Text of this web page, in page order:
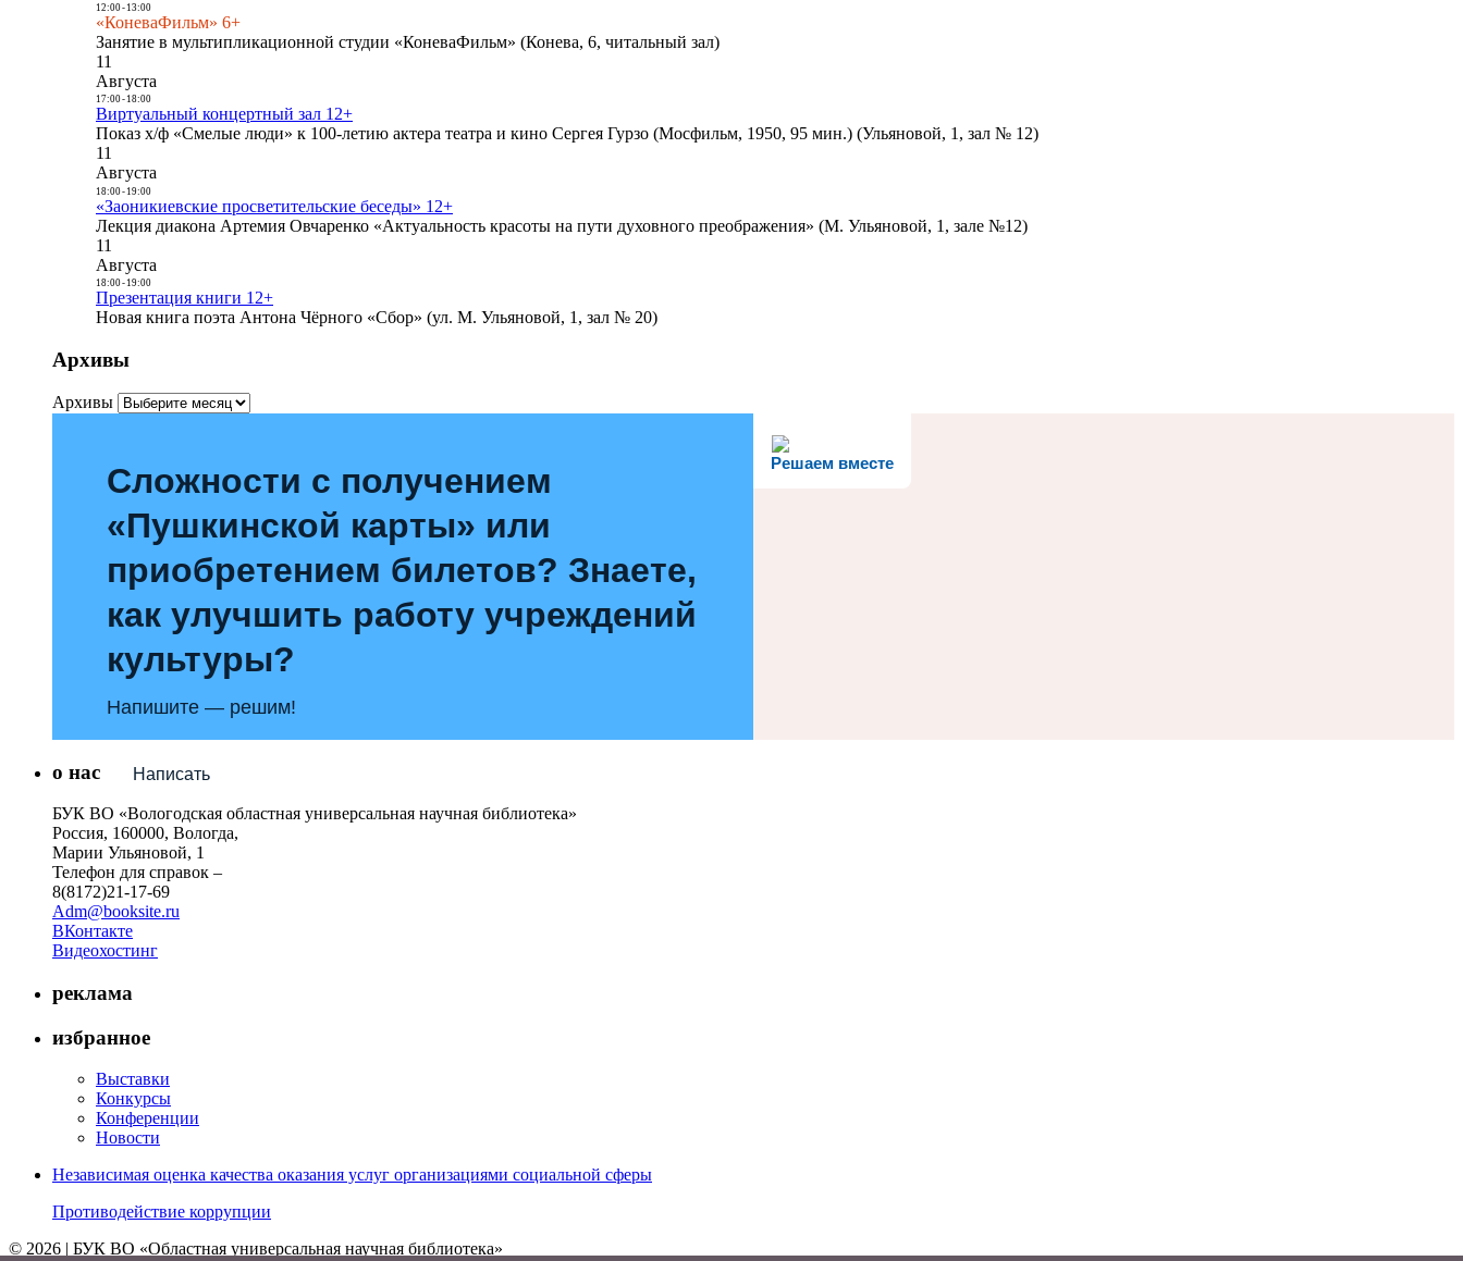
12:00- 13:00
«КоневаФильм» 6+
Занятие в мультипликационной студии «КоневаФильм» (Конева, 6, читальный зал)
11
Августа
17:00- 18:00
Виртуальный концертный зал 12+
Показ х/ф «Смелые люди» к 100-летию актера театра и кино Сергея Гурзо (Мосфильм, 1950, 95 мин.) (Ульяновой, 1, зал № 12)
11
Августа
18:00- 19:00
«Заоникиевские просветительские беседы» 12+
Лекция диакона Артемия Овчаренко «Актуальность красоты на пути духовного преображения» (М. Ульяновой, 1, зале №12)
11
Августа
18:00- 19:00
Презентация книги 12+
Новая книга поэта Антона Чёрного «Сбор» (ул. М. Ульяновой, 1, зал № 20)
Архивы
Архивы
Решаем вместе
Сложности с получением
«Пушкинской карты» или
приобретением билетов? Знаете,
как улучшить работу учреждений
культуры?
Напишите — решим!
Написать
о нас
БУК ВО «Вологодская областная универсальная научная библиотека»
Россия, 160000, Вологда,
Марии Ульяновой, 1
Телефон для справок –
8(8172)21-17-69
Adm@booksite.ru
ВКонтакте
Видеохостинг
реклама
избранное
Выставки
Конкурсы
Конференции
Новости
Независимая оценка качества оказания услуг организациями социальной сферы
Противодействие коррупции
© 2026 | БУК ВО «Областная универсальная научная библиотека»